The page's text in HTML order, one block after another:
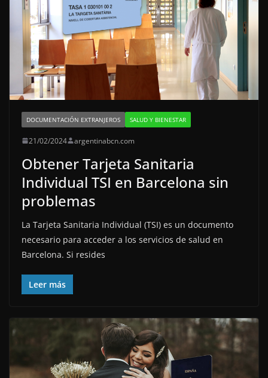
DOCUMENTACIÓN EXTRANJEROS SALUD Y BIENESTAR
21/02/2024 argentinabcn.com
Obtener Tarjeta Sanitaria
Individual TSI en Barcelona sin
problemas
La Tarjeta Sanitaria Individual (TSI) es un documento
necesario para acceder a los servicios de salud en
Barcelona. Si resides
Leer más